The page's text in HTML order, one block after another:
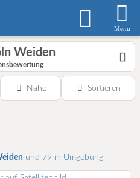
Menu
Weiden
Nähe Sortieren
und 79 in Umgebung